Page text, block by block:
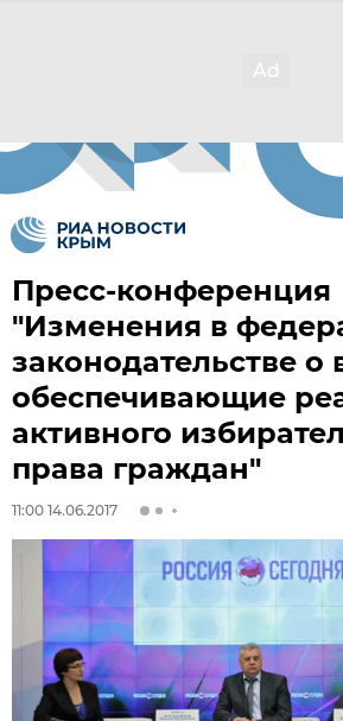
Пресс-конференция
"Изменения в
законодательстве о
обеспечивающие
активного
права граждан"
11:00 14.06.2017